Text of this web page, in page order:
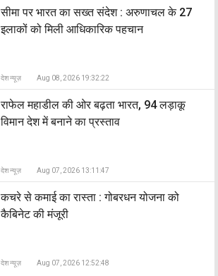
सीमा पर भारत का सख्त संदेश : अरुणाचल के 27
इलाकों को मिली आधिकारिक पहचान
देश न्यूज़ Aug 08, 2026 19:32:22
राफेल महाडील की ओर बढ़ता भारत, 94 लड़ाकू
विमान देश में बनाने का प्रस्ताव
देश न्यूज़ Aug 07, 2026 13:11:47
कचरे से कमाई का रास्ता : गोबरधन योजना को
कैबिनेट की मंजूरी
देश न्यूज़ Aug 07, 2026 12:52:48